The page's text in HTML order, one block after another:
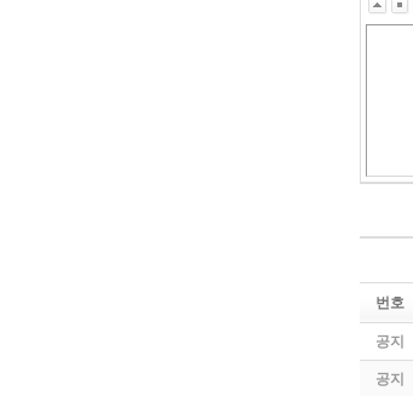
번호
공지
공지